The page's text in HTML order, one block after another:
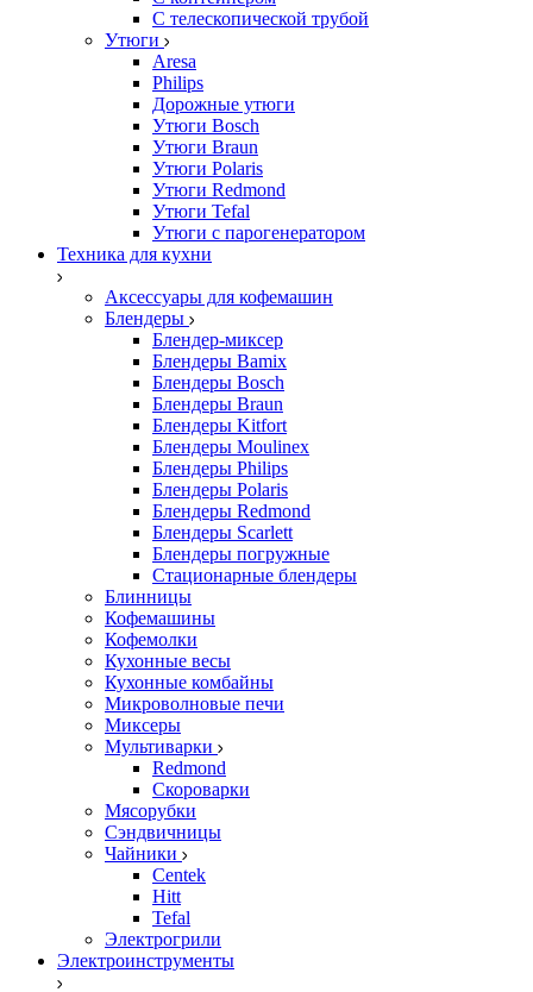
С телескопической трубой
Утюги
Aresa
Philips
Дорожные утюги
Утюги Bosch
Утюги Braun
Утюги Polaris
Утюги Redmond
Утюги Tefal
Утюги с парогенератором
Техника для кухни
Аксессуары для кофемашин
Блендеры
Блендер-миксер
Блендеры Bamix
Блендеры Bosch
Блендеры Braun
Блендеры Kitfort
Блендеры Moulinex
Блендеры Philips
Блендеры Polaris
Блендеры Redmond
Блендеры Scarlett
Блендеры погружные
Стационарные блендеры
Блинницы
Кофемашины
Кофемолки
Кухонные весы
Кухонные комбайны
Микроволновые печи
Миксеры
Мультиварки
Redmond
Скороварки
Мясорубки
Сэндвичницы
Чайники
Centek
Hitt
Tefal
Электрогрили
Электроинструменты